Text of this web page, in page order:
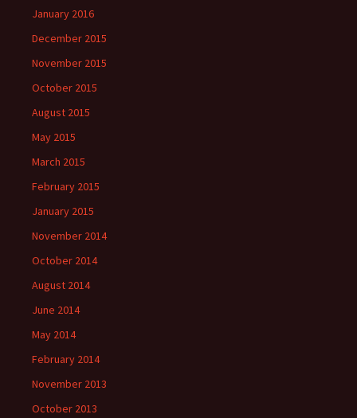
January 2016
December 2015
November 2015
October 2015
August 2015
May 2015
March 2015
February 2015
January 2015
November 2014
October 2014
August 2014
June 2014
May 2014
February 2014
November 2013
October 2013